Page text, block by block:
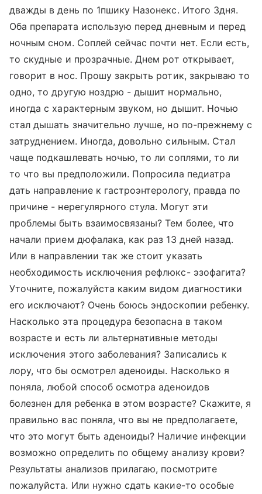
дважды в день по 1пшику Назонекс. Итого 3дня.
Оба препарата использую перед дневным и перед
ночным сном. Соплей сейчас почти нет. Если есть,
то скудные и прозрачные. Днем рот открывает,
говорит в нос. Прошу закрыть ротик, закрываю то
одно, то другую ноздрю - дышит нормально,
иногда с характерным звуком, но дышит. Ночью
стал дышать значительно лучше, но по-прежнему с
затруднением. Иногда, довольно сильным. Стал
чаще подкашлевать ночью, то ли соплями, то ли
то что вы предположили. Попросила педиатра
дать направление к гастроэнтерологу, правда по
причине - нерегулярного стула. Могут эти
проблемы быть взаимосвязаны? Тем более, что
начали прием дюфалака, как раз 13 дней назад.
Или в направлении так же стоит указать
необходимость исключения рефлюкс- эзофагита?
Уточните, пожалуйста каким видом диагностики
его исключают? Очень боюсь эндоскопии ребенку.
Насколько эта процедура безопасна в таком
возрасте и есть ли альтернативные методы
исключения этого заболевания? Записались к
лору, что бы осмотрел аденоиды. Насколько я
поняла, любой способ осмотра аденоидов
болезнен для ребенка в этом возрасте? Скажите, я
правильно вас поняла, что вы не предполагаете,
что это могут быть аденоиды? Наличие инфекции
возможно определить по общему анализу крови?
Результаты анализов прилагаю, посмотрите
пожалуйста. Или нужно сдать какие-то особые